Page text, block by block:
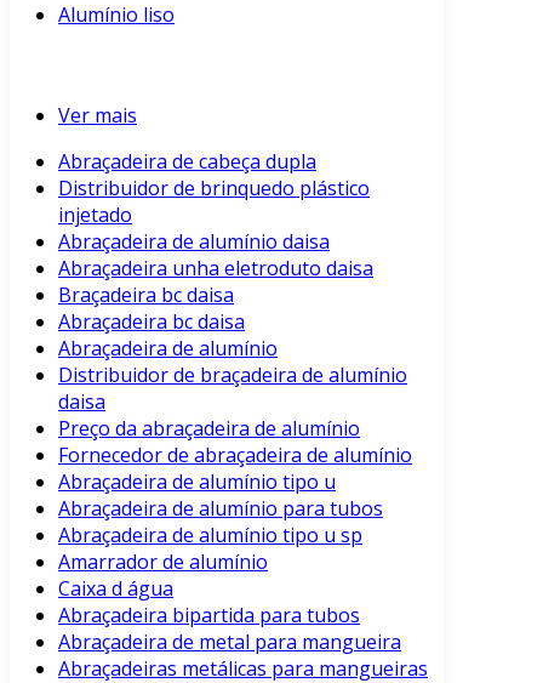
Alumínio liso
Ver mais
Abraçadeira de cabeça dupla
Distribuidor de brinquedo plástico
injetado
Abraçadeira de alumínio daisa
Abraçadeira unha eletroduto daisa
Braçadeira bc daisa
Abraçadeira bc daisa
Abraçadeira de alumínio
Distribuidor de braçadeira de alumínio
daisa
Preço da abraçadeira de alumínio
Fornecedor de abraçadeira de alumínio
Abraçadeira de alumínio tipo u
Abraçadeira de alumínio para tubos
Abraçadeira de alumínio tipo u sp
Amarrador de alumínio
Caixa d água
Abraçadeira bipartida para tubos
Abraçadeira de metal para mangueira
Abraçadeiras metálicas para mangueiras